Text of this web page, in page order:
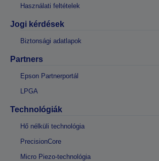
Használati feltételek
Jogi kérdések
Biztonsági adatlapok
Partners
Epson Partnerportál
LPGA
Technológiák
Hő nélküli technológia
PrecisionCore
Micro Piezo-technológia